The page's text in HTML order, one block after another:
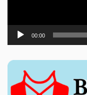
00:00